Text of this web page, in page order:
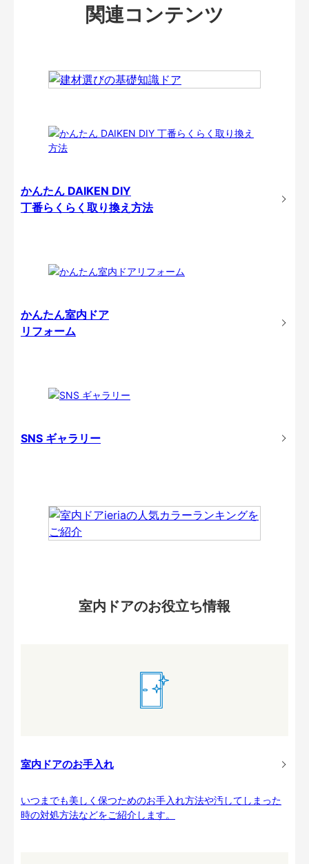
関連コンテンツ
かんたん DAIKEN DIY
丁番らくらく取り換え方法
かんたん室内ドア
リフォーム
SNS ギャラリー
室内ドアのお役立ち情報
室内ドアのお手入れ
いつまでも美しく保つためのお手入れ方法や汚してしまった
時の対処方法などをご紹介します。